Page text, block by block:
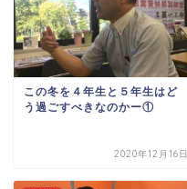
この冬を４年生と５年生はど
う過ごすべきなのかー①
2020年12月16日